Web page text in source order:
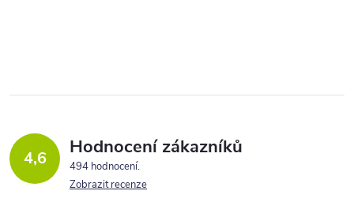
á
a
c 4,6 Hodnocení zákazníků
494 hodnocení
Zobrazit recenze